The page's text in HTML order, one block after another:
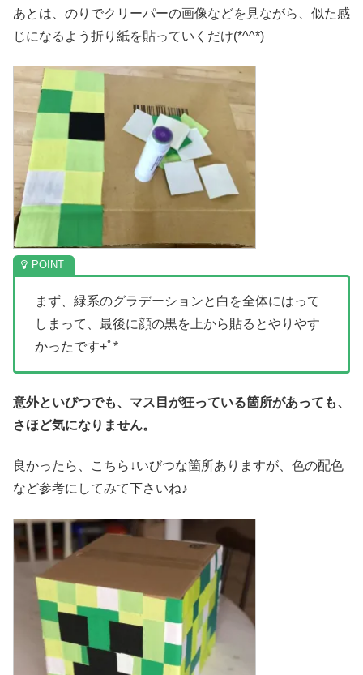
あとは、のりでクリーパーの画像などを見ながら、似た感
じになるよう折り紙を貼っていくだけ(*^^*)
まず、緑系のグラデーションと白を全体にはって
しまって、最後に顔の黒を上から貼るとやりやす
かったです+ﾟ*
意外といびつでも、マス目が狂っている箇所があっても、
さほど気になりません。
良かったら、こちら↓いびつな箇所ありますが、色の配色
など参考にしてみて下さいね♪